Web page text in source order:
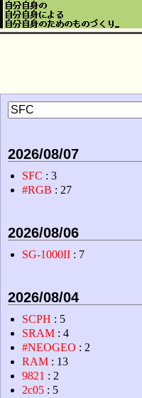
2026/08/07
SFC : 3
#RGB : 27
2026/08/06
SG-1000II : 7
2026/08/04
SCPH : 5
SRAM : 4
#NEOGEO : 2
RAM : 13
9821 : 2
2c05 : 5